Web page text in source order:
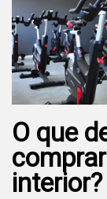
O que
interior?